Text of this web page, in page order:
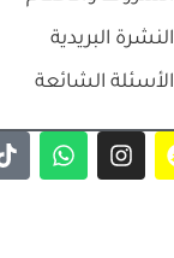
النشرة البريدية
الأسئلة الشائعة